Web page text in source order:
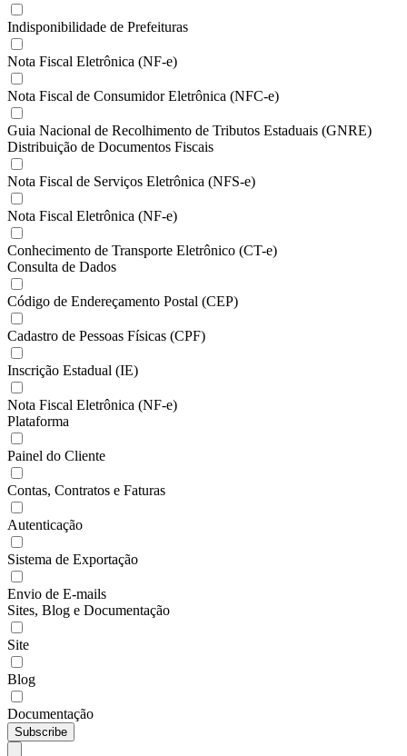
Indisponibilidade de Prefeituras
Nota Fiscal Eletrônica (NF-e)
Nota Fiscal de Consumidor Eletrônica (NFC-e)
Guia Nacional de Recolhimento de Tributos Estaduais (GNRE)
Distribuição de Documentos Fiscais
Nota Fiscal de Serviços Eletrônica (NFS-e)
Nota Fiscal Eletrônica (NF-e)
Conhecimento de Transporte Eletrônico (CT-e)
Consulta de Dados
Código de Endereçamento Postal (CEP)
Cadastro de Pessoas Físicas (CPF)
Inscrição Estadual (IE)
Nota Fiscal Eletrônica (NF-e)
Plataforma
Painel do Cliente
Contas, Contratos e Faturas
Autenticação
Sistema de Exportação
Envio de E-mails
Sites, Blog e Documentação
Site
Blog
Documentação
Subscribe